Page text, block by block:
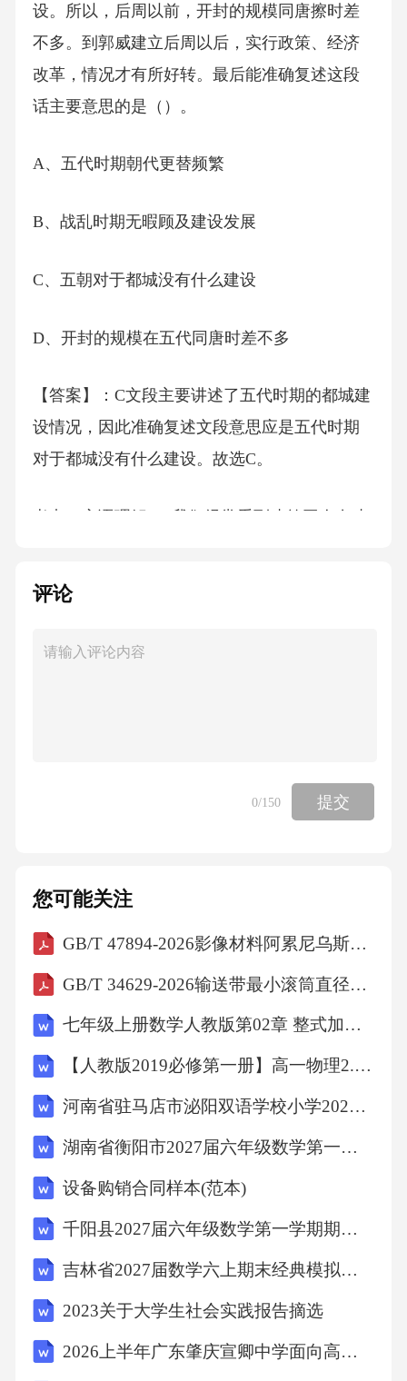
设。所以，后周以前，开封的规模同唐擦时差
不多。到郭威建立后周以后，实行政策、经济
改革，情况才有所好转。最后能准确复述这段
话主要意思的是（）。
A、五代时期朝代更替频繁
B、战乱时期无暇顾及建设发展
C、五朝对于都城没有什么建设
D、开封的规模在五代同唐时差不多
【答案】：C文段主要讲述了五代时期的都城建
设情况，因此准确复述文段意思应是五代时期
对于都城没有什么建设。故选C。
考点：言语理解5、我们经常看到建筑工人在建
机关系的（）目标。
的过程中，产品对人的健康不会造成不良的影
响，A项错误;B项，安全是指人们B作和使用产
伤害，尼龙网主要是为了保障工人的安全，B项
正确;C项，舒适是指人在使用产品的过程中，
人体能处于自然的状态，操作或使用的姿势能
够在人们自然、正常的肢体活动范围之内，从
效是指在设计中，应把D和机作为一个整体来考
虑，合理或最优地分配人和机的功能，以促进
二者的协调，提高人的工作效率，D项错误。故
考点：通用技术6、下列哪部作品是笛福的小
说？（）
评论
0/150 提交
您可能关注
GB/T 47894-2026影像材料阿累尼乌斯型预测的试验方法
GB/T 34629-2026输送带最小滚筒直径的确定
七年级上册数学人教版第02章 整式加减测试卷（原卷版）
【人教版2019必修第一册】高一物理2.时间 位移（教学设计）教案
河南省驻马店市泌阳双语学校小学2027届数学三上期末综合测试试题含解析
湖南省衡阳市2027届六年级数学第一学期期末综合测试模拟试题含解析
设备购销合同样本(范本)
千阳县2027届六年级数学第一学期期末监测模拟试题含解析
吉林省2027届数学六上期末经典模拟试题含解析
2023关于大学生社会实践报告摘选
2026上半年广东肇庆宣卿中学面向高校招聘中学教师8人备考题库（第二批编制）含答案详解（典型题）